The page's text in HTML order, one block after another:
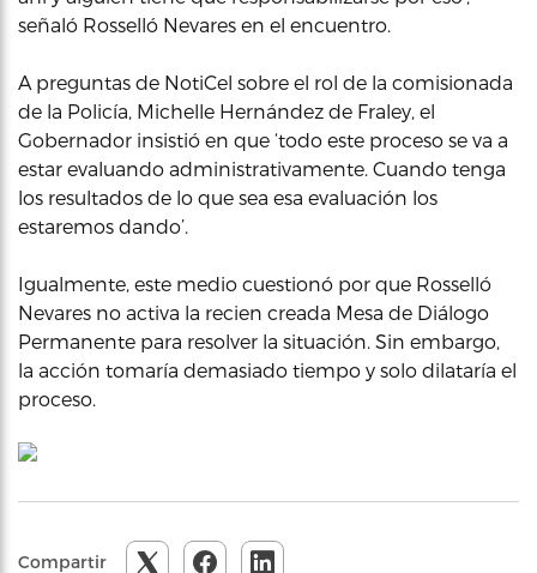
señaló Rosselló Nevares en el encuentro.
A preguntas de NotiCel sobre el rol de la comisionada
de la Policía, Michelle Hernández de Fraley, el
Gobernador insistió en que ‘todo este proceso se va a
estar evaluando administrativamente. Cuando tenga
los resultados de lo que sea esa evaluación los
estaremos dando’.
Igualmente, este medio cuestionó por que Rosselló
Nevares no activa la recien creada Mesa de Diálogo
Permanente para resolver la situación. Sin embargo,
la acción tomaría demasiado tiempo y solo dilataría el
proceso.
Compartir